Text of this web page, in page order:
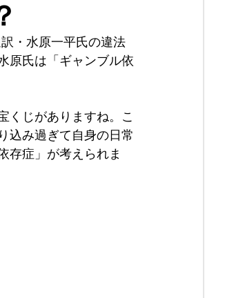
ント案内
・水原一平氏の違法
原氏は「ギャンブル依
くじがありますね。こ
込み過ぎて自身の日常
存症」が考えられま